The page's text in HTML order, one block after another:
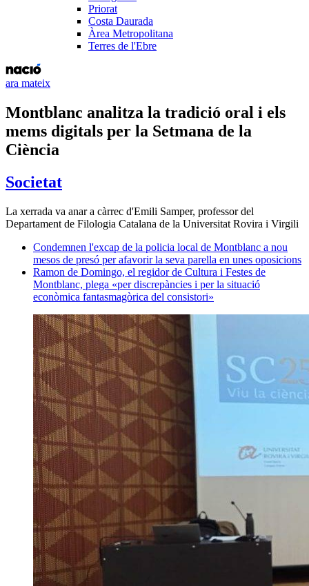
Priorat
Costa Daurada
Àrea Metropolitana
Terres de l'Ebre
ara mateix
Montblanc analitza la tradició oral i els
mems digitals per la Setmana de la
Ciència
Societat
La xerrada va anar a càrrec d'Emili Samper, professor del
Departament de Filologia Catalana de la Universitat Rovira i Virgili
Condemnen l'excap de la policia local de Montblanc a nou
mesos de presó per afavorir la seva parella en unes oposicions
Ramon de Domingo, el regidor de Cultura i Festes de
Montblanc, plega «per discrepàncies i per la situació
econòmica fantasmagòrica del consistori»